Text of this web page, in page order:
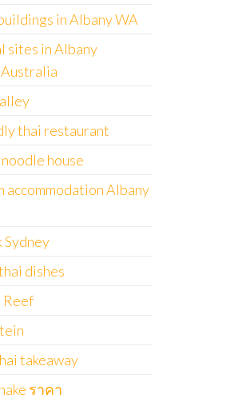
in Albany WA
sites in Albany
thai restaurant
house
accommodation Albany
Sydney
dishes
Reef
takeaway
ราคา